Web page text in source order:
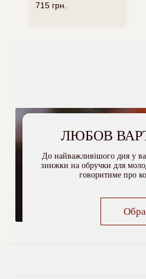
715 грн.
ЛЮБОВ
До найважливішого дня у
знижки на обручки для
говоритиме про